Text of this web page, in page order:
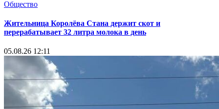
Общество
Жительница Королёва Стана держит скот и
перерабатывает 32 литра молока в день
05.08.26 12:11